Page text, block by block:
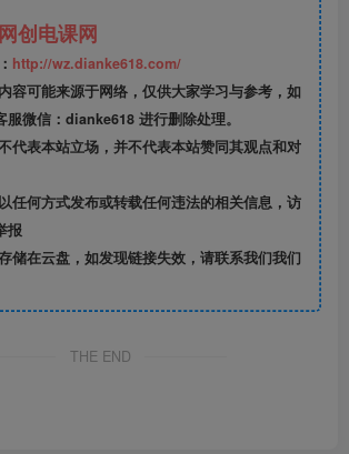
网创电课网
http://wz.dianke618.com/
容可能来源于网络，仅供大家学习与参考，如
微信：dianke618 进行删除处理。
代表本站立场，并不代表本站赞同其观点和对
任何方式发布或转载任何违法的相关信息，访
报
储在云盘，如发现链接失效，请联系我们我们
THE END